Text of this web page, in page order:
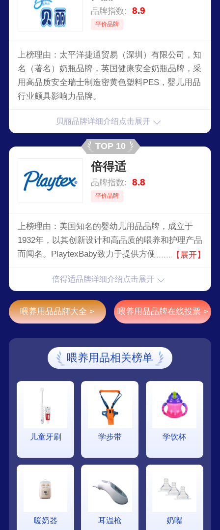
品牌指数: 8.9
平价品牌
上榜理由：太平洋捷通贸易（深圳）有限公司，知
名（著名）奶瓶品牌，英国健康安全奶瓶品牌，采
用高品质安全瑞士制造密黄色塑料PES，婴儿用品
行业颇具影响力品牌。
贝丽品牌详细介绍点击展开
TOP 10
倍得适
品牌指数: 8.8
平价品牌
上榜理由：美国知名的婴幼儿用品品牌，成立于
1932年，以其创新设计和高品质的喂养和护理产品
而闻名。PlaytexBaby致力于提供方便、舒适和安
【展开】
倍得适品牌详细介绍点击展开
喂养用品品牌大全 > 喂养用品品牌在线投票 >
喂养用品相关榜单
儿童牙刷 学步带 学饮杯
暖奶器 耳温枪 奶嘴